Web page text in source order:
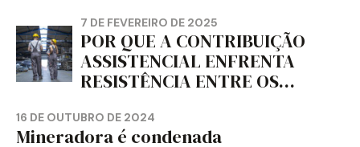
7 DE FEVEREIRO DE 2025
POR QUE A CONTRIBUIÇÃO
ASSISTENCIAL ENFRENTA
RESISTÊNCIA ENTRE OS
16 DE OUTUBRO DE 2024
Mineradora é condenada